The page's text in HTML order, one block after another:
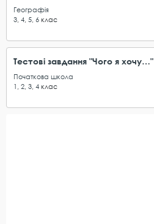
Географія
3 4 5 6 клас
Тестові завдання "Чого я хочу…"
Початкова школа
1
2 3 4 клас